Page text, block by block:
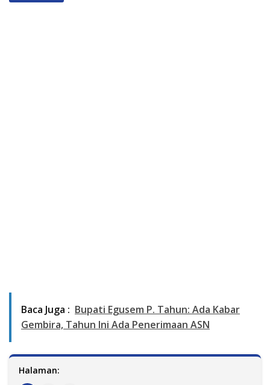
Baca Juga : Bupati Egusem P. Tahun: Ada Kabar
Gembira, Tahun Ini Ada Penerimaan ASN
Halaman: